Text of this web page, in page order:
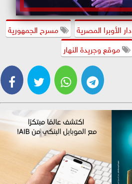
دار الأوبرا المصرية
مسرح الجمهورية
موقع وجريدة النهار